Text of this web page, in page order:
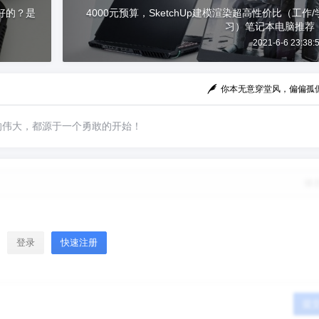
的？是
4000元预算，SketchUp建模渲染超高性价比（工作/
习）笔记本电脑推荐
2021-6-6
你本无意穿堂风，偏偏孤
大，都源于一个勇敢的开始！
登录 快速注册